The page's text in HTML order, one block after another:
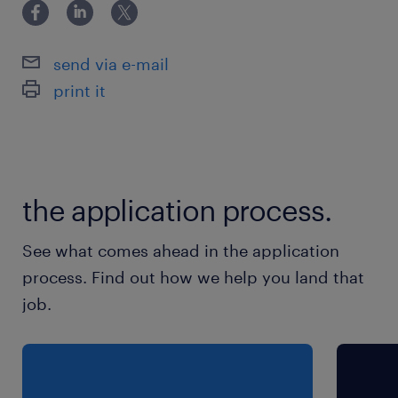
mogelijkheden in twee ploegen. Word jij onze
wat bieden wij jou
Ploegentoeslag van 50% als je werkt na
18:00
Kilometervergoeding tot 30 km enkele
Mogelijkheid tot een vast contract
send via e-mail
print it
the application process.
See what comes ahead in the application
process. Find out how we help you land that
job.